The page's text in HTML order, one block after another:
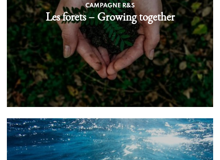
CAMPAGNE R&S
Les forêts – Growing together